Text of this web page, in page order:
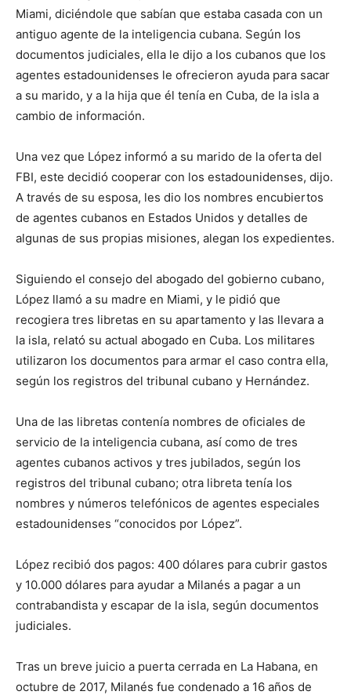
Miami, diciéndole que sabían que estaba casada con un
antiguo agente de la inteligencia cubana. Según los
documentos judiciales, ella le dijo a los cubanos que los
agentes estadounidenses le ofrecieron ayuda para sacar
a su marido, y a la hija que él tenía en Cuba, de la isla a
cambio de información.
Una vez que López informó a su marido de la oferta del
FBI, este decidió cooperar con los estadounidenses, dijo.
A través de su esposa, les dio los nombres encubiertos
de agentes cubanos en Estados Unidos y detalles de
algunas de sus propias misiones, alegan los expedientes.
Siguiendo el consejo del abogado del gobierno cubano,
López llamó a su madre en Miami, y le pidió que
recogiera tres libretas en su apartamento y las llevara a
la isla, relató su actual abogado en Cuba. Los militares
utilizaron los documentos para armar el caso contra ella,
según los registros del tribunal cubano y Hernández.
Una de las libretas contenía nombres de oficiales de
servicio de la inteligencia cubana, así como de tres
agentes cubanos activos y tres jubilados, según los
registros del tribunal cubano; otra libreta tenía los
nombres y números telefónicos de agentes especiales
estadounidenses “conocidos por López”.
López recibió dos pagos: 400 dólares para cubrir gastos
y 10.000 dólares para ayudar a Milanés a pagar a un
contrabandista y escapar de la isla, según documentos
judiciales.
Tras un breve juicio a puerta cerrada en La Habana, en
octubre de 2017, Milanés fue condenado a 16 años de